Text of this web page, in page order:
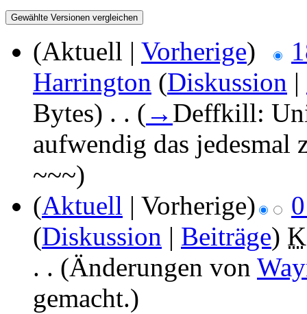
(Aktuell | Vorherige)
Harrington (Diskussion |
Bytes) . . ( → Deffkill:
aufwendig das jedesmal
~~~)
(Aktuell | Vorherige)
(Diskussion | Beiträge) K
. . (Änderungen von
gemacht.)